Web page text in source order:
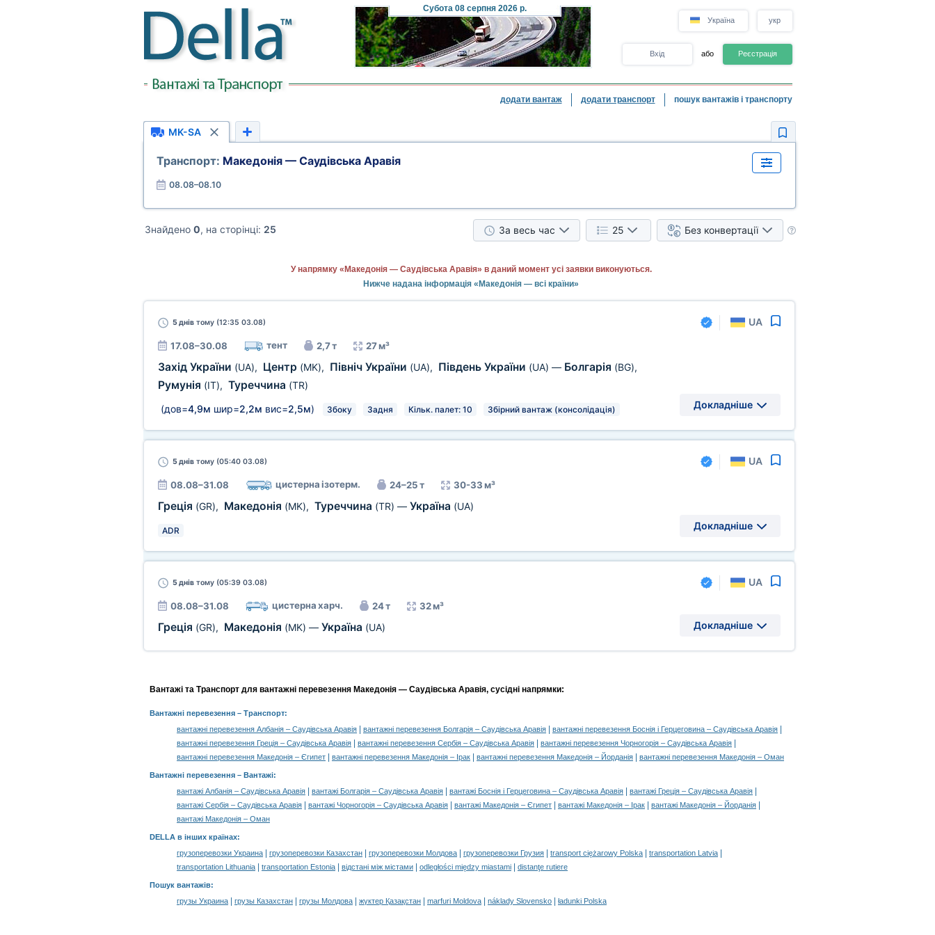
Субота08 серпня 2026 р.
Україна укр
Вхід або Реєстрація
додати вантаж додати транспорт пошук вантажів і транспорту
MK-SA
Транспорт: Македонія — Саудівська Аравія
08.08–08.10
Знайдено 0, на сторінці: 25 За весь час 25 Без конвертації
У напрямку «Македонія — Саудівська Аравія» в даний момент усі заявки виконуються.
Нижче надана інформація «Македонія — всі країни»
5 днівтому (12:35 03.08) UA
17.08–30.08 тент 2,7 т 27 м³
Захід України (UA), Центр (MK), Північ України (UA), Південь України (UA) — Болгарія (BG),
Румунія (IT), Туреччина (TR)
(дов=4,9м шир=2,2м вис=2,5м) Збоку Задня Кільк. палет: 10 Збірний вантаж (консолідація) Докладніше
5 днівтому (05:40 03.08) UA
08.08–31.08 цистерна ізотерм. 24–25 т 30-33 м³
Греція (GR), Македонія (MK), Туреччина (TR) — Україна (UA)
ADR Докладніше
5 днівтому (05:39 03.08) UA
08.08–31.08 цистерна харч. 24 т 32 м³
Греція (GR), Македонія (MK) — Україна (UA) Докладніше
Вантажі та Транспорт для вантажні перевезення Македонія — Саудівська Аравія, сусідні напрямки:
Вантажні перевезення – Транспорт:
вантажні перевезення Албанія – Саудівська Аравія
вантажні перевезення Болгарія – Саудівська Аравія вантажні перевезення Боснія і Герцеговина – Саудівська Аравія
вантажні перевезення Греція – Саудівська Аравія вантажні перевезення Сербія – Саудівська Аравія вантажні перевезення Чорногорія – Саудівська Аравія
вантажні перевезення Македонія – Єгипет вантажні перевезення Македонія – Ірак вантажні перевезення Македонія – Йорданія вантажні перевезення Македонія – Оман
Вантажні перевезення – Вантажі:
вантажі Албанія – Саудівська Аравія
вантажі Болгарія – Саудівська Аравія вантажі Боснія і Герцеговина – Саудівська Аравія вантажі Греція – Саудівська Аравія
вантажі Сербія – Саудівська Аравія вантажі Чорногорія – Саудівська Аравія вантажі Македонія – Єгипет вантажі Македонія – Ірак вантажі Македонія – Йорданія
вантажі Македонія – Оман
DELLA в інших країнах:
грузоперевозки Украина
грузоперевозки Казахстан грузоперевозки Молдова грузоперевозки Грузия transport ciężarowy Polska transportation Latvia
transportation Lithuania transportation Estonia відстані між містами odległości między miastami distanţe rutiere
Пошук вантажів:
грузы Украина
грузы Казахстан грузы Молдова жүктер Қазақстан marfuri Moldova náklady Slovensko ładunki Polska